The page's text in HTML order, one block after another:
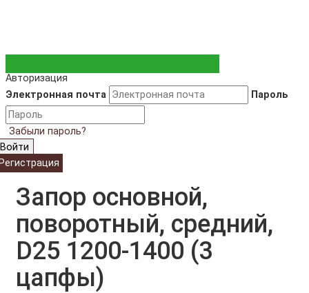
Авторизация
Электронная почта
Пароль
Забыли пароль?
Войти
Запор основной,
поворотный, средний,
D25 1200-1400 (3
цапфы)